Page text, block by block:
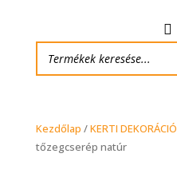
Kezdőlap /KERTI DEKORÁCIÓ
tőzegcserép natúr